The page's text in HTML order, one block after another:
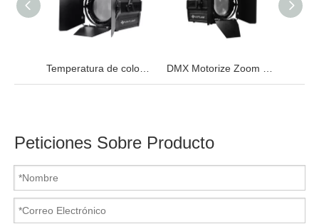
Peticiones Sobre Producto